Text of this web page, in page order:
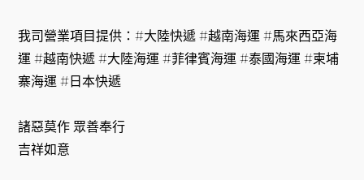
我司營業項目提供：#大陸快遞 #越南海運 #馬來西亞海
運 #越南快遞 #大陸海運 #菲律賓海運 #泰國海運 #柬埔
寨海運 #日本快遞
諸惡莫作 眾善奉行
吉祥如意